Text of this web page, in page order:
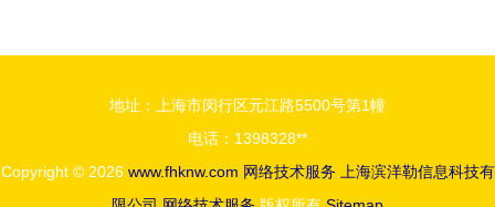
地址：上海市闵行区元江路5500号第1幢
电话：1398328**
Copyright © 2026 www.fhknw.com 网络技术服务
上海滨洋勒信息科技有